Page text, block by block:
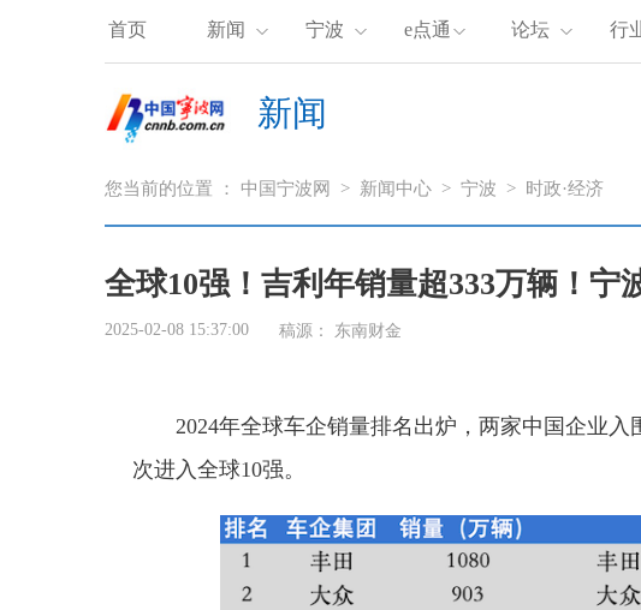
首页 新闻 宁波 e点通 论坛 行
新闻
您当前的位置 ： 中国宁波网 > 新闻中心 > 宁波 > 时政·经济
全球10强！吉利年销量超333万辆！宁
2025-02-08 15:37:00 稿源： 东南财金
2024年全球车企销量排名出炉，两家中国企业入
次进入全球10强。